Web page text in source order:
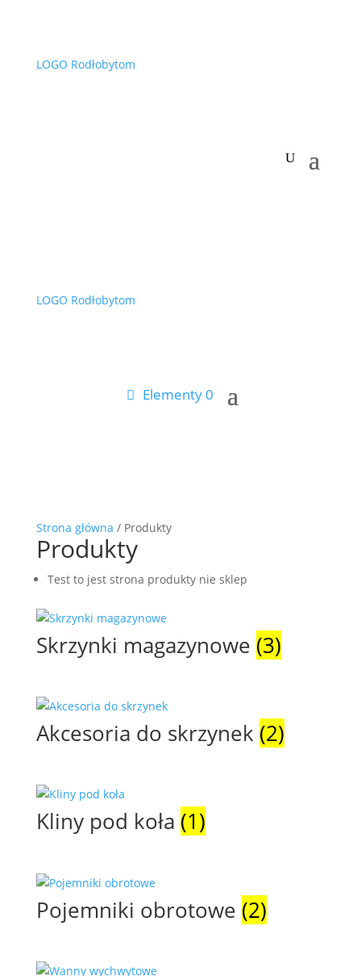
Elementy 0
Strona główna / Produkty
Produkty
Test to jest strona produkty nie sklep
Skrzynki magazynowe (3)
Akcesoria do skrzynek (2)
Kliny pod koła (1)
Pojemniki obrotowe (2)